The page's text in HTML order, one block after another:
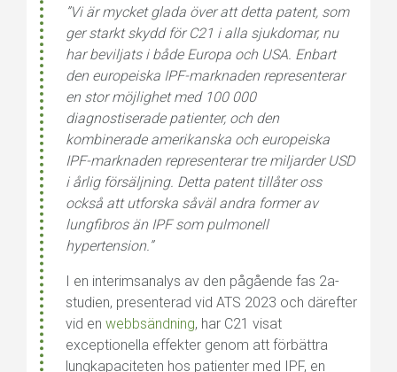
”Vi är mycket glada över att detta patent, som
ger starkt skydd för C21 i alla sjukdomar, nu
har beviljats i både Europa och USA. Enbart
den europeiska IPF-marknaden representerar
en stor möjlighet med 100 000
diagnostiserade patienter, och den
kombinerade amerikanska och europeiska
IPF-marknaden representerar tre miljarder USD
i årlig försäljning. Detta patent tillåter oss
också att utforska såväl andra former av
lungfibros än IPF som pulmonell
hypertension.”
I en interimsanalys av den pågående fas 2a-
studien, presenterad vid ATS 2023 och därefter
vid en webbsändning, har C21 visat
exceptionella effekter genom att förbättra
lungkapaciteten hos patienter med IPF, en